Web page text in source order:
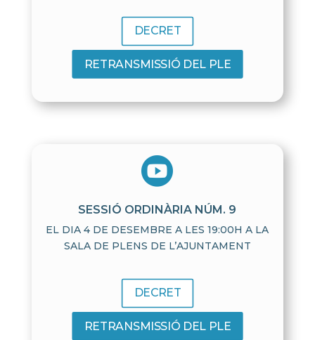
DECRET
RETRANSMISSIÓ DEL PLE

SESSIÓ ORDINÀRIA NÚM. 9
EL DIA 4 DE DESEMBRE A LES 19:00H A LA
SALA DE PLENS DE L’AJUNTAMENT
DECRET
RETRANSMISSIÓ DEL PLE